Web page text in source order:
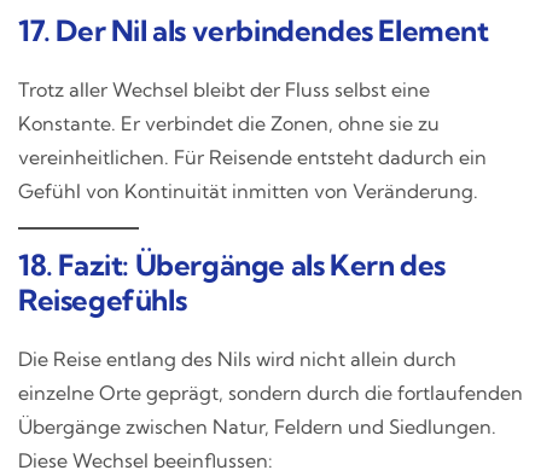
17. Der Nil als verbindendes Element
Trotz aller Wechsel bleibt der Fluss selbst eine
Konstante. Er verbindet die Zonen, ohne sie zu
vereinheitlichen. Für Reisende entsteht dadurch ein
Gefühl von Kontinuität inmitten von Veränderung.
18. Fazit: Übergänge als Kern des
Reisegefühls
Die Reise entlang des Nils wird nicht allein durch
einzelne Orte geprägt, sondern durch die fortlaufenden
Übergänge zwischen Natur, Feldern und Siedlungen.
Diese Wechsel beeinflussen: